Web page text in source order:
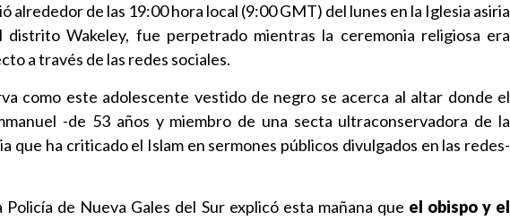
alrededor de las 19:00 hora local (9:00 GMT) del lunes en la Iglesia asiria
distrito Wakeley, fue perpetrado mientras la ceremonia religiosa era
a través de las redes sociales.
como este adolescente vestido de negro se acerca al altar donde el
-de 53 años y miembro de una secta ultraconservadora de la
que ha criticado el Islam en sermones públicos divulgados en las redes-
Policía de Nueva Gales del Sur explicó esta mañana que el obispo y el